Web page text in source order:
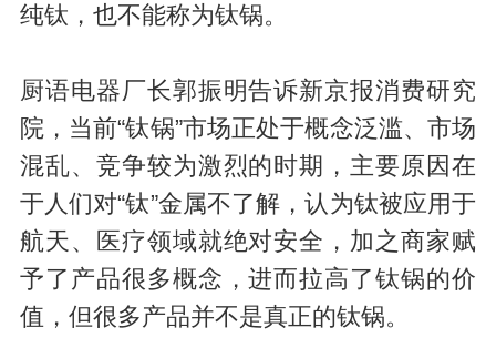
纯钛，也不能称为钛锅。
厨语电器厂长郭振明告诉新京报消费研究
院，当前“钛锅”市场正处于概念泛滥、市场
混乱、竞争较为激烈的时期，主要原因在
于人们对“钛”金属不了解，认为钛被应用于
航天、医疗领域就绝对安全，加之商家赋
予了产品很多概念，进而拉高了钛锅的价
值，但很多产品并不是真正的钛锅。